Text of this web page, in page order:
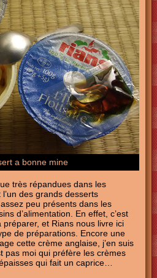
a bonne mine
très répandues dans les
des grands desserts
peu présents dans les
d’alimentation. En effet, c’est
et Rians nous livre ici
de préparations. Encore une
cette crème anglaise, j’en suis
pas moi qui préfère les crèmes
qui fait un caprice…